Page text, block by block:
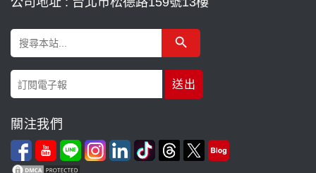
Search
for:
Search Button
關注我們